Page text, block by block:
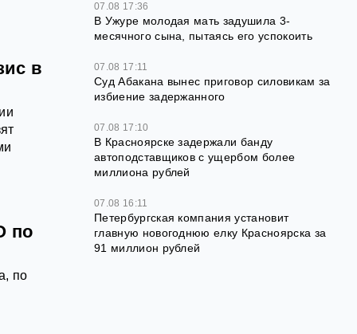
в
по
по
07.08 17:36
В Ужуре молодая мать задушила 3-
месячного сына, пытаясь его успокоить
07.08 17:11
Суд Абакана вынес приговор силовикам за
избиение задержанного
07.08 17:10
В Красноярске задержали банду
автоподставщиков с ущербом более
миллиона рублей
07.08 16:11
Петербургская компания установит
главную новогоднюю елку Красноярска за
91 миллион рублей